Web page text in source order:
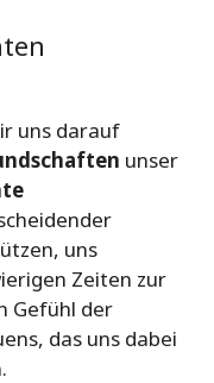
uns darauf
unser
uns
Zeiten zur
Gefühl der
das uns dabei